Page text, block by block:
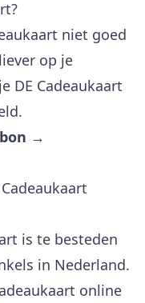
niet goed
op je
DE Cadeaukaart
→
is te besteden
in Nederland.
online